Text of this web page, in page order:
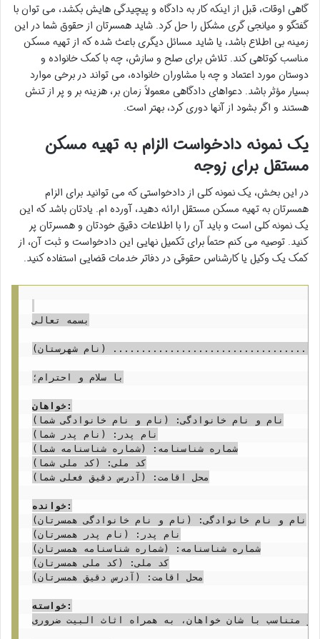
گاهی اوقات، قبل از اینکه کار به دادگاه و پیچیدگی هایش بکشد، می توان با
گفتگو و میانجی گری مشکل را حل کرد. شاید همسرتان از حقوق شما در این
زمینه بی اطلاع باشد، یا شاید مسائل دیگری باعث شده که از تهیه مسکن
مناسب کوتاهی کند. تلاش برای صلح و سازش، چه با کمک خانواده و
دوستان مورد اعتماد و چه با مشاوران خانواده، می تواند در برخی موارد
بسیار مؤثر باشد. دعواهای دادگاهی معمولاً زمان بر، هزینه بر و پر از تنش
هستند و اگر بشود از آنها دوری کرد، بهتر است.
یک نمونه دادخواست الزام به تهیه مسکن
مستقل برای زوجه
در این بخش، یک نمونه کلی از دادخواستی که می توانید برای الزام
همسرتان به تهیه مسکن مستقل ارائه دهید، آورده ام. یادتان باشد که این
یک نمونه کلی است و باید آن را با اطلاعات دقیق خودتان و همسرتان پر
کنید. توصیه می کنم حتماً برای تکمیل نهایی این دادخواست و ثبت آن، از
کمک یک وکیل یا کارشناس حقوقی در دفاتر خدمات قضایی استفاده کنید.
بسمه تعالی
................................... (نام شهرستان)
با سلام و احترام؛
خواهان:
نام و نام خانوادگی: (نام و نام خانوادگی شما)
نام پدر: (نام پدر شما)
شماره شناسنامه: (شماره شناسنامه شما)
کد ملی: (کد ملی شما)
محل اقامت: (آدرس دقیق فعلی شما)
خوانده:
نام و نام خانوادگی: (نام و نام خانوادگی همسرتان)
نام پدر: (نام پدر همسرتان)
شماره شناسنامه: (شماره شناسنامه همسرتان)
کد ملی: (کد ملی همسرتان)
محل اقامت: (آدرس دقیق همسرتان)
خواسته:
متناسب با شان خواهان، به همراه اثاث البیت ضروری.